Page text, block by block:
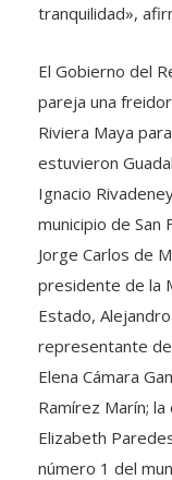
tranquilidad»,
El Gobierno del
pareja una
Riviera Maya
estuvieron
Ignacio
municipio de San
Jorge Carlos de
presidente de la
Estado,
representante
Elena Cámara
Ramírez Marín;
Elizabeth
número 1 del